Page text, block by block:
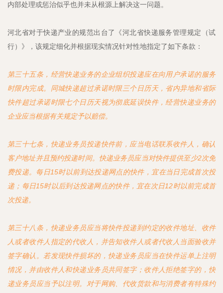
内部处理或惩治似乎也并未从根源上解决这一问题。
河北省对于快递产业的规范出台了《河北省快递服务管理规定（试
行）》，该规定细化并根据现实情况针对性地指定了如下条款：
第三十五条，经营快递业务的企业组织投递应在向用户承诺的服务
时限内完成。同城快递超过承诺时限三个日历天，省内异地和省际
快件超过承诺时限七个日历天视为彻底延误快件，经营快递业务的
企业应当根据有关规定予以赔偿。
第三十七条，快递业务员投递快件前，应当电话联系收件人，确认
客户地址并且预约投递时间。快递业务员应当对快件提供至少2次免
费投递。每日15时以前到达投递网点的快件，宜在当日完成首次投
递；每日15时以后到达投递网点的快件，宜在次日12时以前完成首
次投递。
第三十八条，快递业务员应当将快件投递到约定的收件地址、收件
人或者收件人指定的代收人，并告知收件人或者代收人当面验收并
签字确认。若发现快件损坏的，快递业务员应当在快件运单上注明
情况，并由收件人和快递业务员共同签字；收件人拒绝签字的，快
递业务员应当予以注明。对于网购、代收货款和与消费者有特殊约